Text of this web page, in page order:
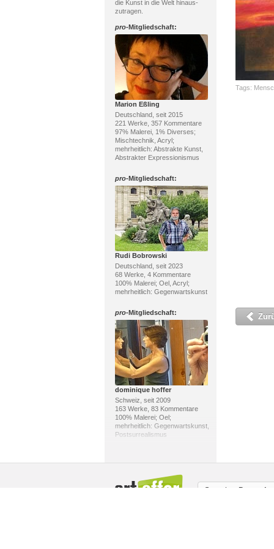
die Kunst in die Welt hinaus-
zutragen.
pro-Mitgliedschaft:
Marion Eßling
Deutschland, seit 2015
221 Werke, 357 Kommentare
97% Malerei, 1% Diverses;
Mischtechnik, Acryl;
mehrheitlich: Abstrakte Kunst,
Abstrakter Expressionismus
pro-Mitgliedschaft:
Rudi Bobrowski
Deutschland, seit 2023
68 Werke, 4 Kommentare
100% Malerei; Oel, Acryl;
mehrheitlich: Gegenwartskunst
pro-Mitgliedschaft:
dominique hoffer
Schweiz, seit 2009
163 Werke, 83 Kommentare
100% Malerei; Oel;
mehrheitlich: Gegenwartskunst,
Postsurrealismus
Tags:
Sprache: Deutsch